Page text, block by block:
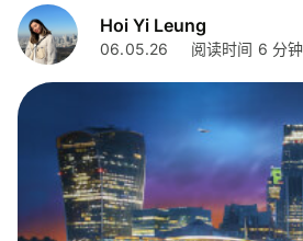
Hoi Yi Leung
06.05.26 阅读时间 6 分钟